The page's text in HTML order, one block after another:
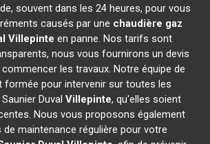
souvent dans les 24 heures, pour vous
causés par une chaudière gaz
Villepinte en panne. Nos tarifs sont
nous vous fournirons un devis
les travaux. Notre équipe de
formée pour intervenir sur toutes les
Duval Villepinte, qu'elles soient
Nous vous proposons également
de maintenance régulière pour votre